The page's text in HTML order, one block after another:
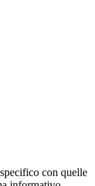
con quelle